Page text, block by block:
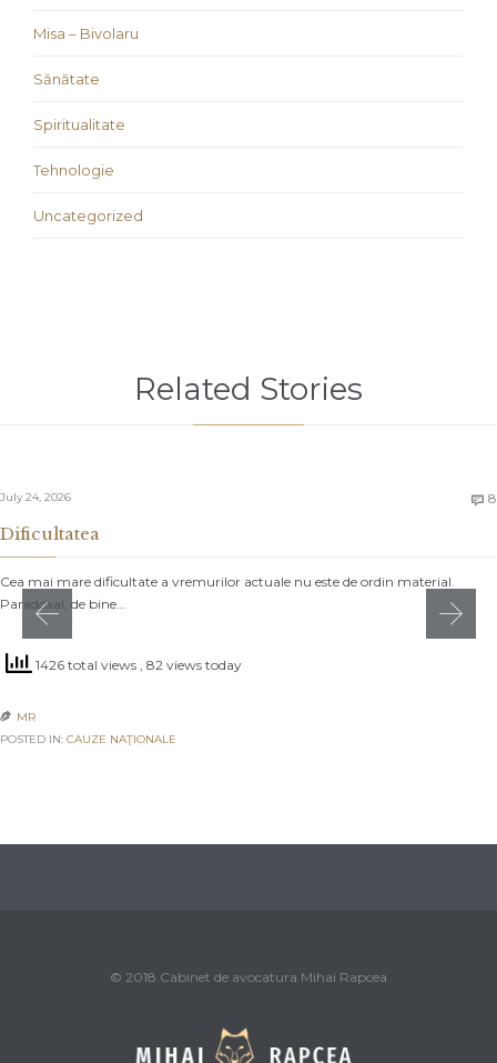
Misa – Bivolaru
Sănătate
Spiritualitate
Tehnologie
Uncategorized
Related Stories
July 24, 2026  8
Dificultatea
Cea mai mare dificultate a vremurilor actuale nu este de ordin material.
Paradoxal, de bine…
1426 total views , 82 views today
 MR
POSTED IN: CAUZE NAŢIONALE
© 2018 Cabinet de avocatura Mihai Rapcea